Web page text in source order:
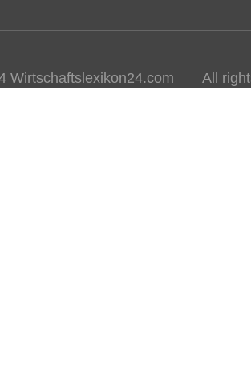
Wirtschaftslexikon24.com All